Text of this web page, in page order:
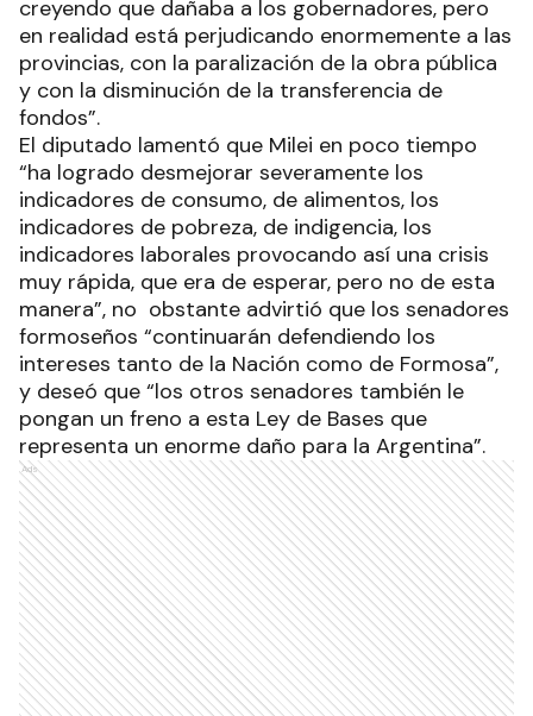
creyendo que dañaba a los gobernadores, pero
en realidad está perjudicando enormemente a las
provincias, con la paralización de la obra pública
y con la disminución de la transferencia de
fondos”.
El diputado lamentó que Milei en poco tiempo
“ha logrado desmejorar severamente los
indicadores de consumo, de alimentos, los
indicadores de pobreza, de indigencia, los
indicadores laborales provocando así una crisis
muy rápida, que era de esperar, pero no de esta
manera”, no obstante advirtió que los senadores
formoseños “continuarán defendiendo los
intereses tanto de la Nación como de Formosa”,
y deseó que “los otros senadores también le
pongan un freno a esta Ley de Bases que
representa un enorme daño para la Argentina”.
Ads